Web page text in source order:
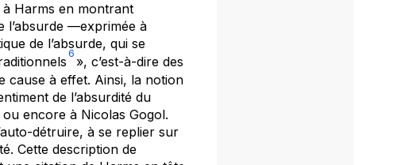
à Harms en montrant
l’absurde —exprimée à
de l’absurde, qui se
6
», c’est-à-dire des
cause à effet. Ainsi, la notion
de l’absurdité du
encore à Nicolas Gogol.
détruire, à se replier sur
Cette description de